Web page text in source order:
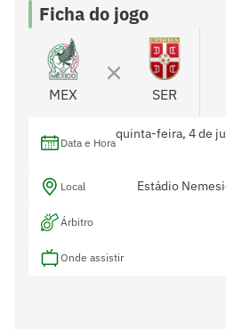
Ficha do jogo
MEX SER
Data e Hora
quinta-feira, 4 de
Local Estádio
Árbitro
Onde assistir